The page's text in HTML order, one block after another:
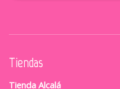
Tiendas
Tienda Alcalá